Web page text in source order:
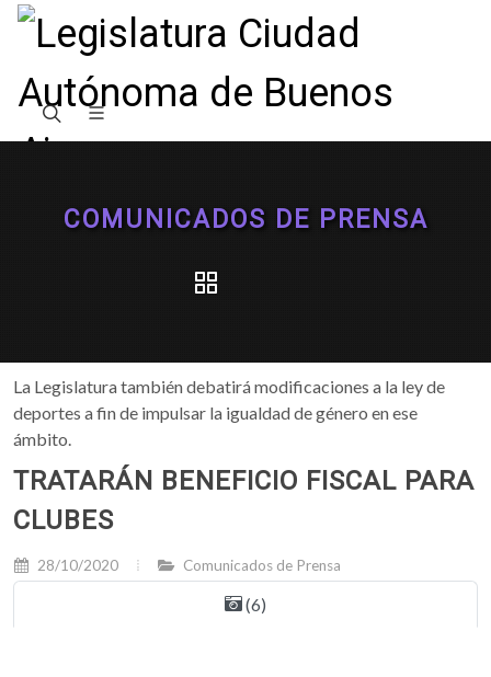
COMUNICADOS DE PRENSA
La Legislatura también debatirá modificaciones a la ley de
deportes a fin de impulsar la igualdad de género en ese
ámbito.
TRATARÁN BENEFICIO FISCAL PARA
CLUBES
28/10/2020 Comunicados de Prensa
(6)